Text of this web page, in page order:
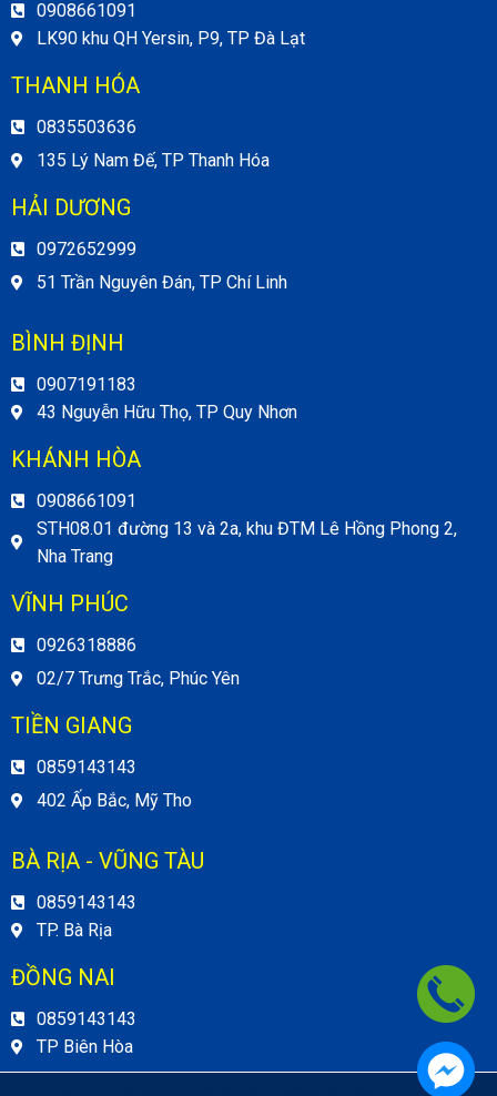
0908661091
LK90 khu QH Yersin, P9, TP Đà Lạt
THANH HÓA
0835503636
135 Lý Nam Đế, TP Thanh Hóa
HẢI DƯƠNG
0972652999
51 Trần Nguyên Đán, TP Chí Linh
BÌNH ĐỊNH
0907191183
43 Nguyễn Hữu Thọ, TP Quy Nhơn
KHÁNH HÒA
0908661091
STH08.01 đường 13 và 2a, khu ĐTM Lê Hồng Phong 2,
Nha Trang
VĨNH PHÚC
0926318886
02/7 Trưng Trắc, Phúc Yên
TIỀN GIANG
0859143143
402 Ấp Bắc, Mỹ Tho
BÀ RỊA - VŨNG TÀU
0859143143
TP. Bà Rịa
ĐỒNG NAI
0859143143
TP Biên Hòa